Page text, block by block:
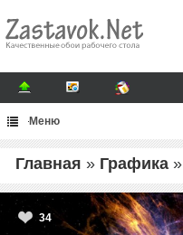
Меню
Главная » Графика»
34